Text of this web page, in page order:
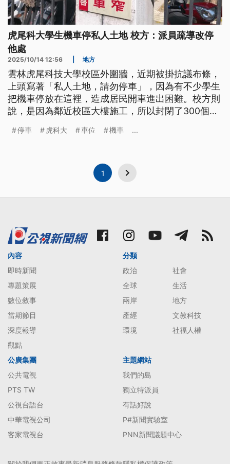
虎尾科大學生機車停私人土地 校方：派員疏導改停
他處
2025/10/14 12:56 地方
雲林虎尾科技大學校區外圍牆，近期被掛抗議布條，
上頭寫著「私人土地，請勿停車」，因為有不少學生
把機車停放在這裡，造成居民開車進出困難。校方則
說，是因為鄰近校區大樓施工，所以封閉了300個機
學生到其他停車場。
停車 虎科大 車位 機車 ...
1
內容
即時新聞
專題策展
數位敘事
當期節目
深度報導
觀點
分類
政治
社會
全球
生活
兩岸
地方
產經
文教科技
環境
社福人權
公廣集團
公共電視
PTS TW
公視台語台
中華電視公司
客家電視台
主題網站
我們的島
獨立特派員
有話好說
P#新聞實驗室
PNN新聞議題中心